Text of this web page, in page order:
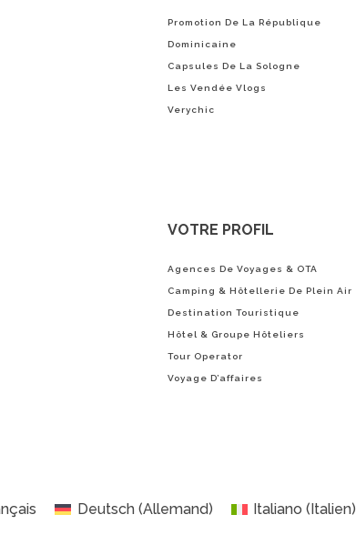
Promotion De La République
Dominicaine
Capsules De La Sologne
Les Vendée Vlogs
Verychic
VOTRE PROFIL
Agences De Voyages & OTA
Camping & Hôtellerie De Plein Air
Destination Touristique
Hôtel & Groupe Hôteliers
Tour Operator
Voyage D’affaires
Deutsch(Allemand) Italiano ( Italien)